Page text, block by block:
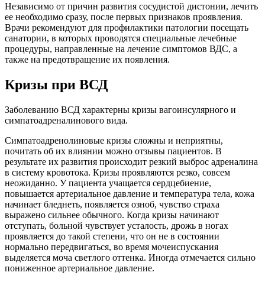
Независимо от причин развития сосудистой дистонии, лечить
ее необходимо сразу, после первых признаков проявления.
Врачи рекомендуют для профилактики патологии посещать
санатории, в которых проводятся специальные лечебные
процедуры, направленные на лечение симптомов ВДС, а
также на предотвращение их появления.
Кризы при ВСД
Заболеванию ВСД характерны кризы вагоинсулярного и
симпатоадреналинового вида.
Симпатоадренолиновые кризы сложны и неприятны,
почитать об их влиянии можно отзывы пациентов. В
результате их развития происходит резкий выброс адреналина
в систему кровотока. Кризы проявляются резко, совсем
неожиданно. У пациента учащается сердцебиение,
повышается артериальное давление и температура тела, кожа
начинает бледнеть, появляется озноб, чувство страха
выражено сильнее обычного. Когда кризы начинают
отступать, больной чувствует усталость, дрожь в ногах
проявляется до такой степени, что он не в состоянии
нормально передвигаться, во время мочеиспускания
выделяется моча светлого оттенка. Иногда отмечается сильно
пониженное артериальное давление.